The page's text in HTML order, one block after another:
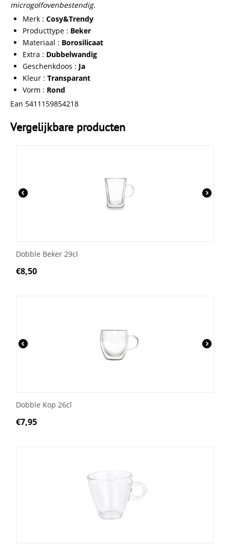
microgolfovenbestendig.
Merk : Cosy&Trendy
Producttype : Beker
Materiaal : Borosilicaat
Extra : Dubbelwandig
Geschenkdoos : Ja
Kleur : Transparant
Vorm : Rond
Ean 5411159854218
Vergelijkbare producten
Dobble Beker 29cl
€8,50
Dobble Kop 26cl
€7,95